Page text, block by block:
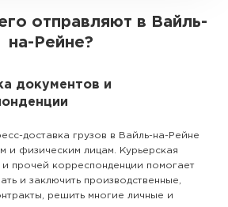
отправляют в Вайль-
на-Рейне?
документов и
доставка грузов в Вайль-на-Рейне
и физическим лицам. Курьерская
и прочей корреспонденции помогает
и заключить производственные,
решить многие личные и